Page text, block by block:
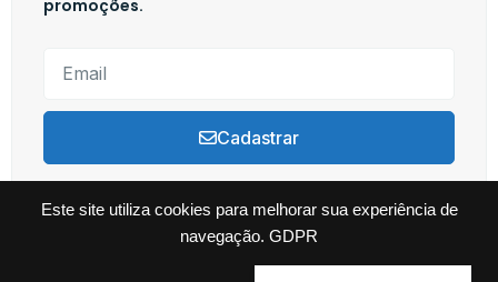
Este site utiliza cookies para melhorar sua experiência de
navegação. GDPR
promoções.
Cadastrar
Copyright © 2024 Swim Channel, Todos os direitos reservados. Powered by
Tutti Marketing